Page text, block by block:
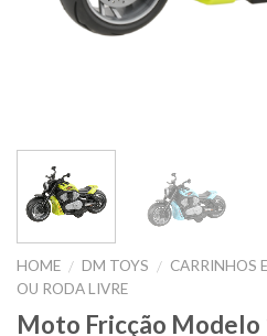
HOME / DM TOYS / CARRINHOS
OU RODA LIVRE
Moto Fricção Modelo